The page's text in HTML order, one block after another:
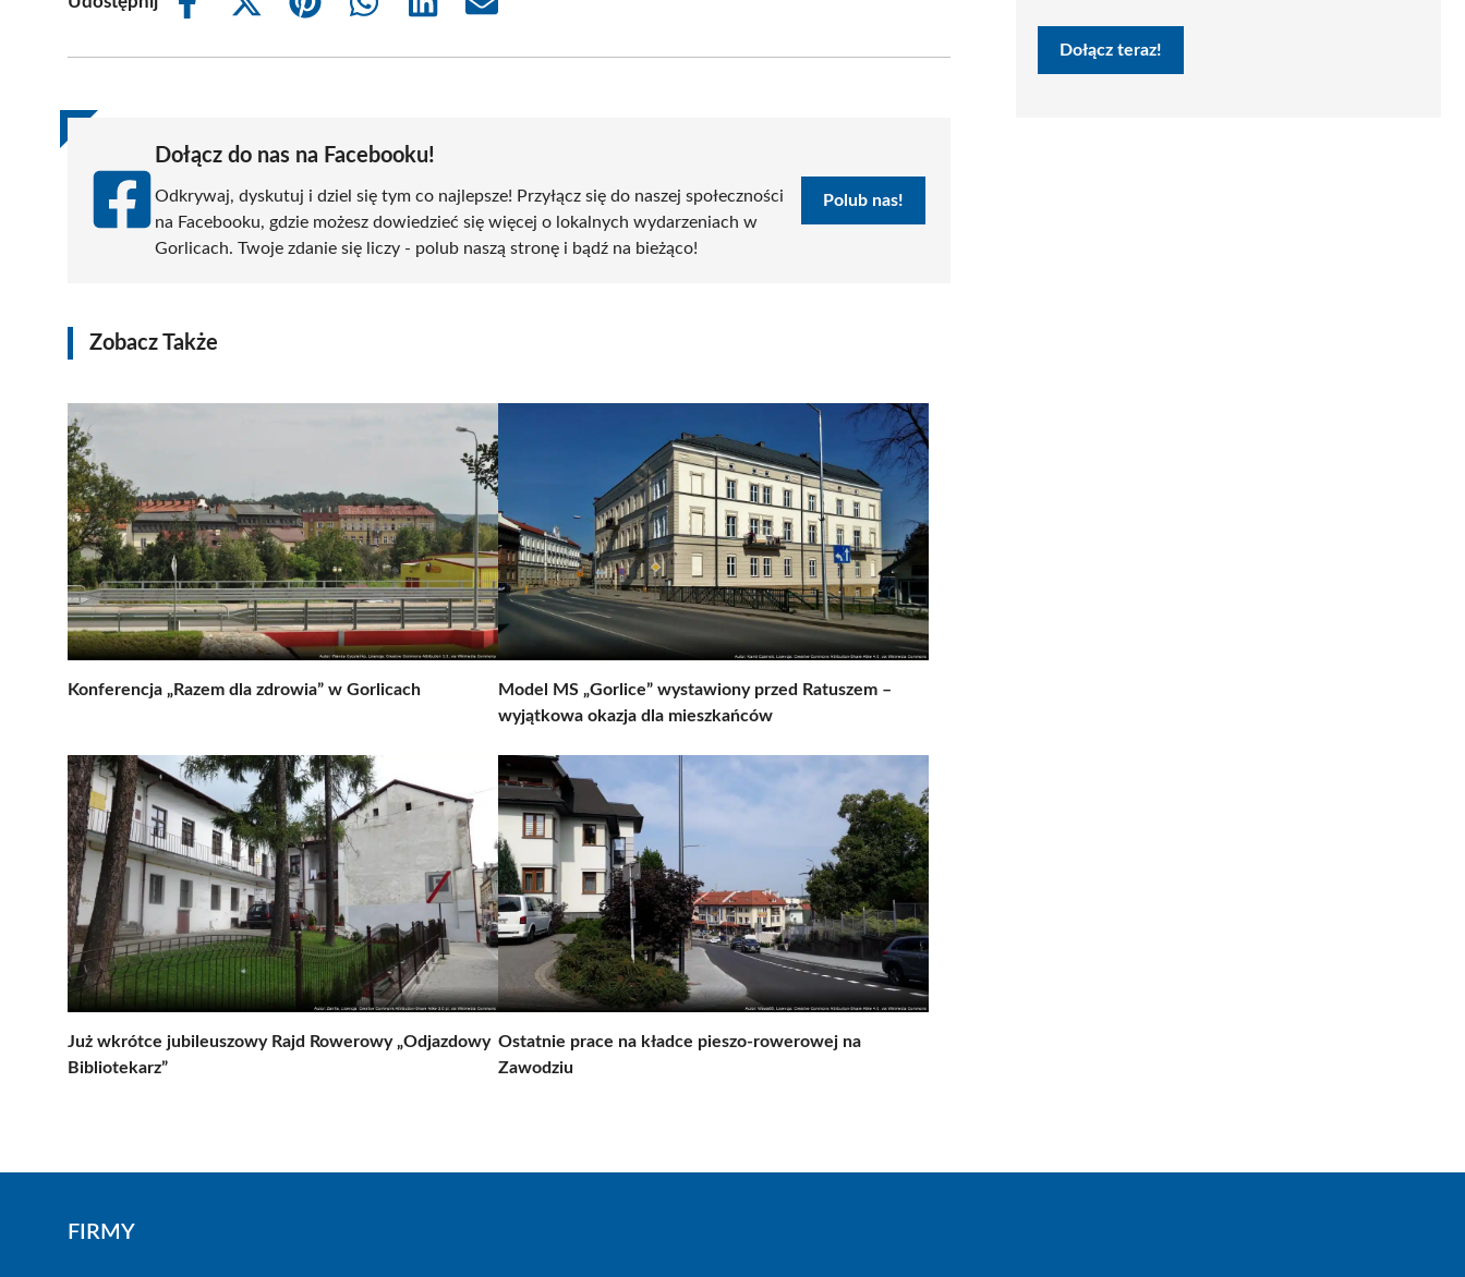
Share
Share
(Twitter)
Share
Share
Share
Share
Dołącz do nas na Facebooku!
Odkrywaj, dyskutuj i dziel się tym co najlepsze! Przyłącz się do naszej społeczności
na Facebooku, gdzie możesz dowiedzieć się więcej o lokalnych wydarzeniach w
Gorlicach. Twoje zdanie się liczy - polub naszą stronę i bądź na bieżąco!
Polub nas!
Zobacz Także
Konferencja „Razem dla zdrowia” w Gorlicach
Model MS „Gorlice” wystawiony przed Ratuszem –
wyjątkowa okazja dla mieszkańców
Już wkrótce jubileuszowy Rajd Rowerowy „Odjazdowy
Bibliotekarz”
Ostatnie prace na kładce pieszo-rowerowej na
Zawodziu
Dołącz teraz!
FIRMY